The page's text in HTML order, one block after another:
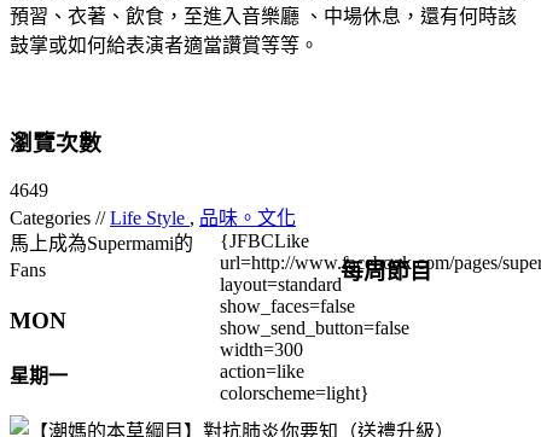
預習、衣著、飲食，至進入音樂廳 、中場休息，還有何時該
鼓掌或如何給表演者適當讚賞等等。
瀏覽次數
4649
Categories //Life Style , 品味。文化
馬上成為Supermami的
Fans
{JFBCLike
url=http://www.facebook.com/pages/
layout=standard
show_faces=false
show_send_button=false
width=300
action=like
colorscheme=light}
每周節目
MON
星期一